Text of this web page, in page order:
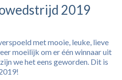
2019
met mooie, leuke, lieve
moeilijk om er één winnaar uit
we het eens geworden. Dit is